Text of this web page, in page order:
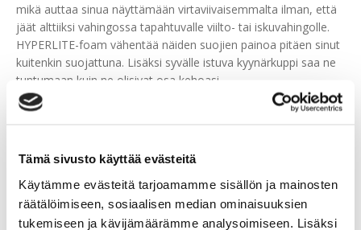
Tämä sivusto käyttää evästeitä
Käytämme evästeitä tarjoamamme sisällön ja mainosten
räätälöimiseen, sosiaalisen median ominaisuuksien
tukemiseen ja kävijämäärämme analysoimiseen. Lisäksi
mikä auttaa sinua näyttämään virtaviivaisemmalta ilman, että
jäät alttiiksi vahingossa tapahtuvalle viilto- tai iskuvahingolle.
HYPERLITE-foam vähentää näiden suojien painoa pitäen sinut
kuitenkin suojattuna. Lisäksi syvälle istuva kyynärkuppi saa ne
tuntumaan kuin ne olisivat osa kehoasi.
Syvempään istuva kyynärkuppi ja 360 asteen kyynärvarren
lisää mukavuutta ja vakautta.
HYPERLITE-foam vähentää näiden suojien painoa tinkimättä
kuitenkaan suojauksesta.